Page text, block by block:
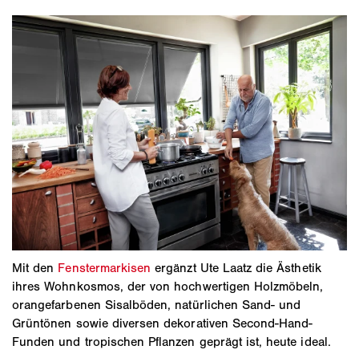
Mit den Fenstermarkisen ergänzt Ute Laatz die Ästhetik
ihres Wohnkosmos, der von hochwertigen Holzmöbeln,
orangefarbenen Sisalböden, natürlichen Sand- und
Grüntönen sowie diversen dekorativen Second-Hand-
Funden und tropischen Pflanzen geprägt ist, heute ideal.